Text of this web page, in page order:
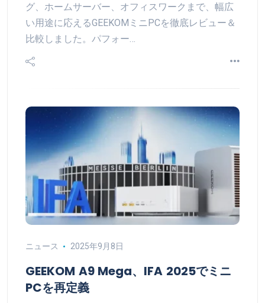
グ、ホームサーバー、オフィスワークまで、幅広
い用途に応えるGEEKOMミニPCを徹底レビュー＆
比較しました。パフォー…
ニュース 2025年9月8日
GEEKOM A9 Mega、IFA 2025でミニ
PCを再定義